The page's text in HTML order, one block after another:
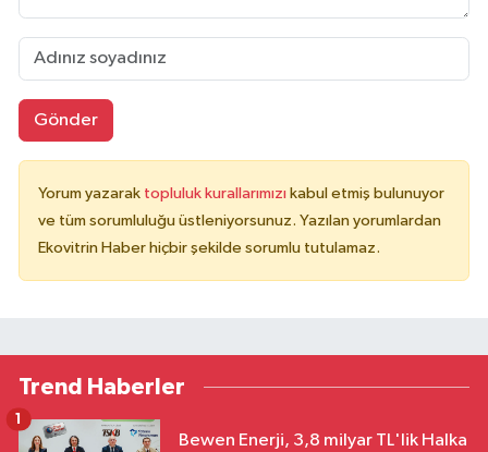
Gönder
Yorum yazarak topluluk kurallarımızı kabul etmiş bulunuyor
ve tüm sorumluluğu üstleniyorsunuz. Yazılan yorumlardan
Ekovitrin Haber hiçbir şekilde sorumlu tutulamaz.
Trend Haberler
Bewen Enerji, 3,8 milyar TL'lik Halka
1